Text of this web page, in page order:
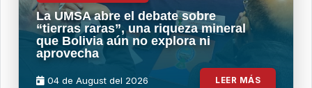
La UMSA abre el debate sobre
“tierras raras”, una riqueza mineral
que Bolivia aún no explora ni
aprovecha
04 de August del 2026 LEER MÁS